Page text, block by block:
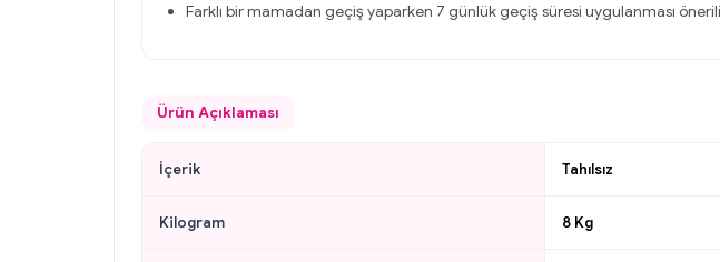
Farklı bir mamadan geçiş yaparken 7 günlük geçiş süresi uygulanması
Ürün Açıklaması
İçerik Tahılsız
Kilogram 8 Kg